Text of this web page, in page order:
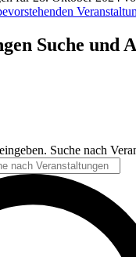
Suche und
Suche nach